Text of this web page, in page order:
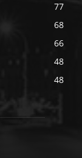
77
68
66
48
48